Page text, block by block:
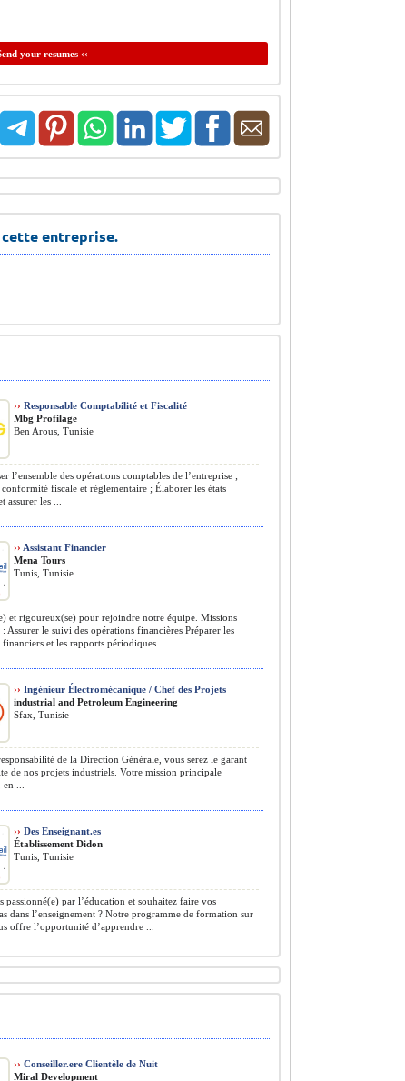
your resumes ‹‹
cette entreprise.
›› Responsable Comptabilité et Fiscalité
Mbg Profilage
Ben Arous, Tunisie
l’ensemble des opérations comptables de l’entreprise ;
fiscale et réglementaire ; Élaborer les états
assurer les ...
›› Assistant Financier
Mena Tours
Tunis, Tunisie
et rigoureux(se) pour rejoindre notre équipe. Missions
Assurer le suivi des opérations financières Préparer les
et les rapports périodiques ...
›› Ingénieur Électromécanique / Chef des Projets
​industrial and Petroleum Engineering
Sfax, Tunisie
de la Direction Générale, vous serez le garant
de nos projets industriels. Votre mission principale
...
›› Des Enseignant.es
Établissement Didon
Tunis, Tunisie
passionné(e) par l’éducation et souhaitez faire vos
dans l’enseignement ? Notre programme de formation sur
offre l’opportunité d’apprendre ...
›› Conseiller.ere Clientèle de Nuit
Miral Development